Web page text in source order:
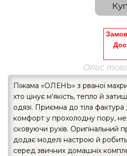
Опис
Піжама «ОЛЕНЬ» з рваної
хто цінує м’якість, тепло й
одязі. Приємна до тіла
комфорт у прохолодну пору,
сковуючи рухів. Оригінальний
додає моделі настрою й
серед звичних домашніх